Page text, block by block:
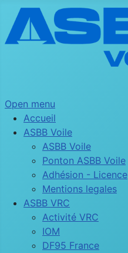
Open menu
Accueil
ASBB Voile
ASBB Voile
Ponton ASBB Voile
Adhésion - Licence
Mentions legales
ASBB VRC
Activité VRC
IOM
DF95 France